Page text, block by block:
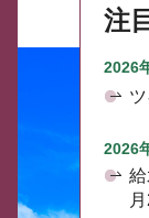
注
2026
2026